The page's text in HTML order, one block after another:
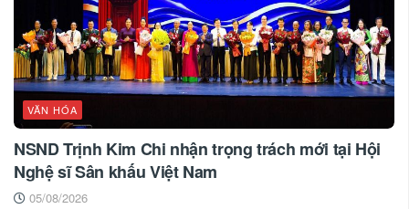
VĂN HÓA
NSND Trịnh Kim Chi nhận trọng trách mới tại Hội
Nghệ sĩ Sân khấu Việt Nam
05/08/2026